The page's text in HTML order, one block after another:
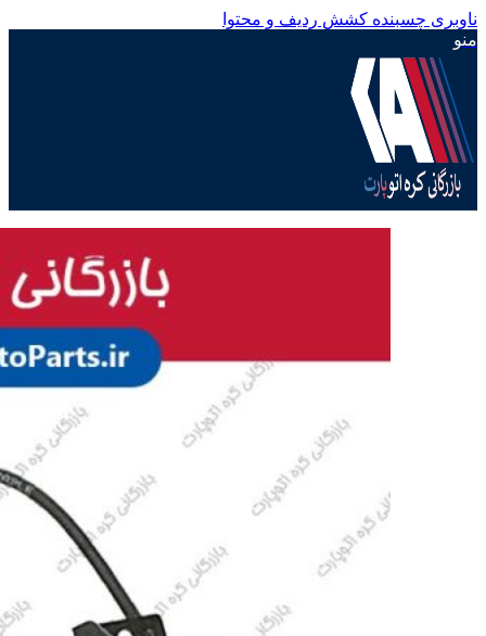
ناوبری چسبنده کشش ردیف و محتوا
منو